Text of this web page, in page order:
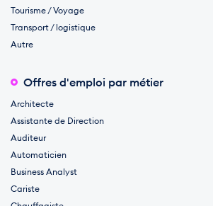
Tourisme / Voyage
Transport / logistique
Autre
Offres d'emploi par métier
Architecte
Assistante de Direction
Auditeur
Automaticien
Business Analyst
Cariste